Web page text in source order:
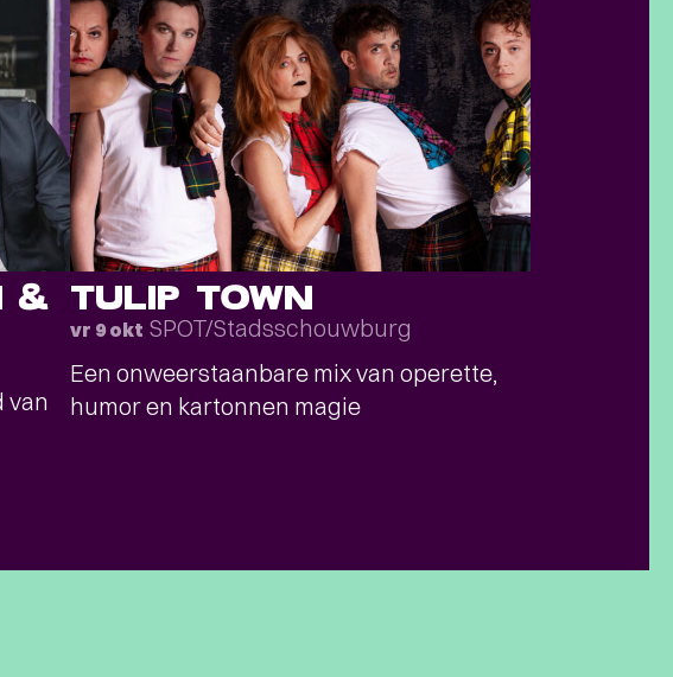
&
van
TULIP TOWN
vr 9 okt SPOT/Stadsschouwburg
Een onweerstaanbare mix van operette,
humor en kartonnen magie